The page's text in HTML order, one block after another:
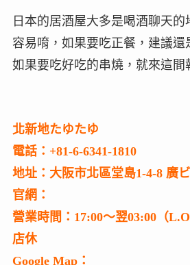
日本的居酒屋大多是喝酒聊天
容易唷，如果要吃正餐，建議還
如果要吃好吃的串燒，就來這間
北新地たゆたゆ
電話：+81-6-6341-1810
地址：大阪市北區堂島1-4-8 廣
官網：
營業時間：17:00～翌03:00（
店休
Google Map：